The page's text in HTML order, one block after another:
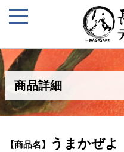
商品詳細
【商品名】 うまかぜよ